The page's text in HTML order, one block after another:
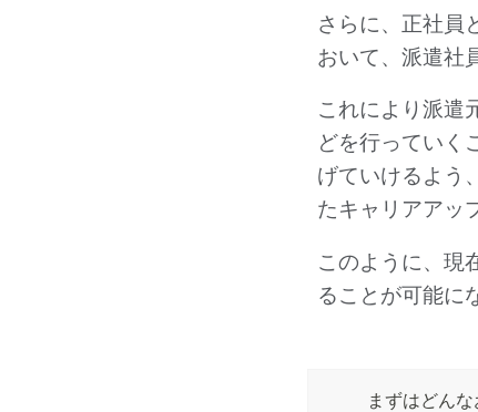
さらに、正社員
おいて、派遣社
これにより派遣
どを行っていく
げていけるよう
たキャリアアッ
このように、現
ることが可能に
まずはどん